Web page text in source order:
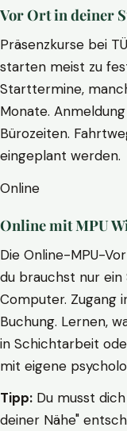
Vor Ort in deiner
Präsenzkurse bei
starten meist zu
Starttermine,
Monate.
Bürozeiten.
eingeplant werden.
Online
Online mit MPU
Die Online-MPU-
du brauchst nur
Computer. Zugang
Buchung. Lernen,
in Schichtarbeit
mit eigene
Tipp: Du musst
deiner Nähe"